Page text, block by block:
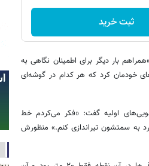
ثبت خرید
بار دیگر برای اطمینان نگاهی به
خودمان کرد که هر کدام در گوشه‌ای
اولیه گفت: «فکر می‌کردم خط
به سمتشون تیراندازی کنم.» منظورش